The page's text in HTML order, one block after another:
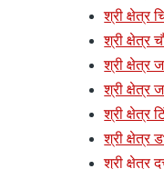
श्री क्षेत्र
श्री क्षेत्र
श्री क्षेत्र
श्री क्षेत्र
श्री क्षेत्र
श्री क्षेत्र
श्री क्षेत्र